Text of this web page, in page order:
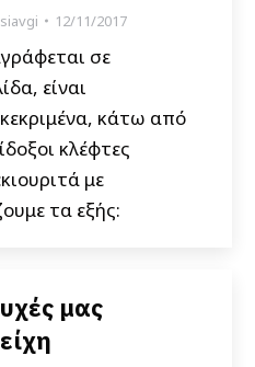
12/11/2017
σε
είναι
κάτω από
κλέφτες
με
τα εξής:
μας